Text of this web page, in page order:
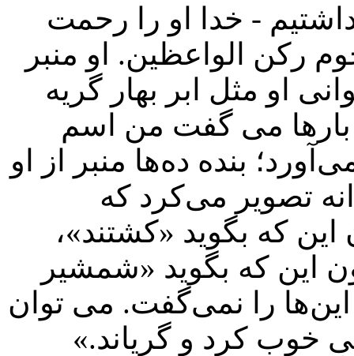
- خدا او را رحمت
مرحوم رکن الواعظین. او منبر
او مثل ابر بهار گریه
می گفت من اسم
بنده ده‌ها منبر از او
تصویر می‌کرد که
که بگوید «کشتند»،
این که بگوید «شمشیر
این‌ها را نمی‌گفت. می توان
خوب کرد و گریاند.»